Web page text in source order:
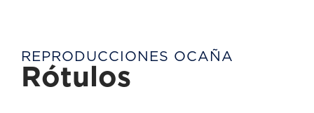
REPRODUCCIONES OCAÑA
Rótulos